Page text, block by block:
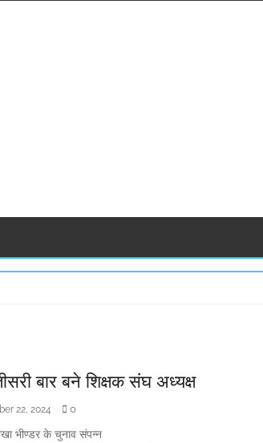
बार बने शिक्षक संघ अध्यक्ष
22, 2024 0
भीण्डर के चुनाव संपन्न